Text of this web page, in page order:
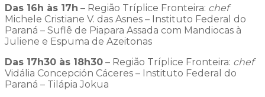
Das 16h às 17h – Região Tríplice Fronteira: chef
Michele Cristiane V. das Asnes – Instituto Federal do
Paraná – Suflê de Piapara Assada com Mandiocas à
Juliene e Espuma de Azeitonas
Das 17h30 às 18h30 – Região Tríplice Fronteira: chef
Vidália Concepción Cáceres – Instituto Federal do
Paraná – Tilápia Jokua